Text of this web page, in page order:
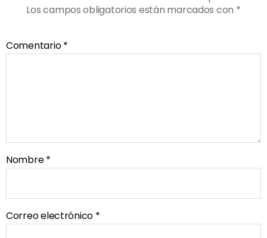
Los campos obligatorios están marcados con *
Comentario*
Nombre*
Correo electrónico *